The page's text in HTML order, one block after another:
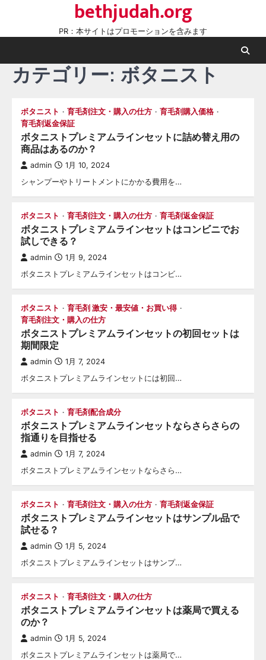
content
bethjudah.org
PR：本サイトはプロモーションを含みます
カテゴリー: ボタニスト
ボタニスト 育毛剤注文・購入の仕方
育毛剤購入価格
育毛剤返金保証
ボタニストプレミアムラインセットに詰め替え用の
商品はあるのか？
admin 1月 10, 2024
シャンプーやトリートメントにかかる費用を…
ボタニスト 育毛剤注文・購入の仕方 育毛剤返金保証
ボタニストプレミアムラインセットはコンビニでお
試しできる？
admin 1月 9, 2024
ボタニストプレミアムラインセットはコンビ…
ボタニスト
育毛剤 激安・最安値・お買い得
育毛剤注文・購入の仕方
ボタニストプレミアムラインセットの初回セットは
期間限定
admin 1月 7, 2024
ボタニストプレミアムラインセットには初回…
ボタニスト 育毛剤配合成分
ボタニストプレミアムラインセットならさらさらの
指通りを目指せる
admin 1月 7, 2024
ボタニストプレミアムラインセットならさら…
ボタニスト 育毛剤注文・購入の仕方 育毛剤返金保証
ボタニストプレミアムラインセットはサンプル品で
試せる？
admin 1月 5, 2024
ボタニストプレミアムラインセットはサンプ…
ボタニスト 育毛剤注文・購入の仕方
ボタニストプレミアムラインセットは薬局で買える
のか？
admin 1月 5, 2024
ボタニストプレミアムラインセットは薬局で…